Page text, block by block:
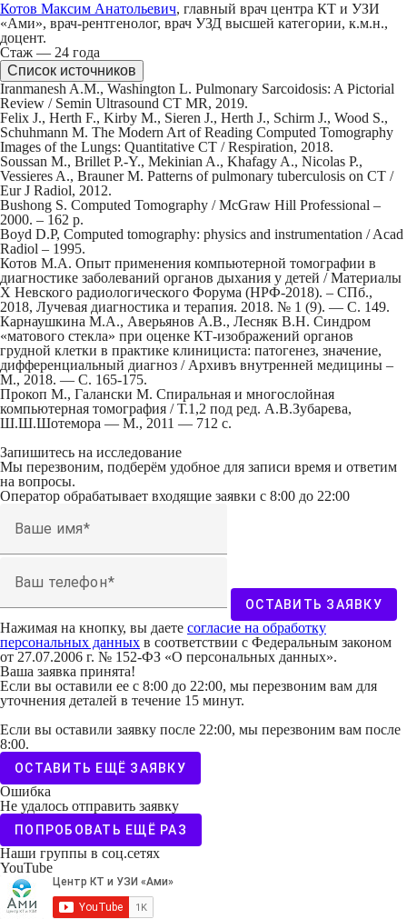
Котов Максим Анатольевич, главный врач центра КТ и УЗИ
«Ами», врач-рентгенолог, врач УЗД высшей категории, к.м.н.,
доцент.
Стаж — 24 года
Список источников
Iranmanesh A.M., Washington L. Pulmonary Sarcoidosis: A Pictorial
Review / Semin Ultrasound CT MR, 2019.
Felix J., Herth F., Kirby M., Sieren J., Herth J., Schirm J., Wood S.,
Schuhmann M. The Modern Art of Reading Computed Tomography
Images of the Lungs: Quantitative CT / Respiration, 2018.
Soussan M., Brillet P.-Y., Mekinian A., Khafagy A., Nicolas P.,
Vessieres A., Brauner M. Patterns of pulmonary tuberculosis on CT /
Eur J Radiol, 2012.
Bushong S. Computed Tomography / McGraw Hill Professional –
2000. – 162 p.
Boyd D.P, Computed tomography: physics and instrumentation / Acad
Radiol – 1995.
Котов М.А. Опыт применения компьютерной томографии в
диагностике заболеваний органов дыхания у детей / Материалы
X Невского радиологического Форума (НРФ-2018). – СПб.,
2018, Лучевая диагностика и терапия. 2018. № 1 (9). — С. 149.
Карнаушкина М.А., Аверьянов А.В., Лесняк В.Н. Синдром
«матового стекла» при оценке КТ-изображений органов
грудной клетки в практике клинициста: патогенез, значение,
дифференциальный диагноз / Архивъ внутренней медицины –
М., 2018. — С. 165-175.
Прокоп М., Галански М. Спиральная и многослойная
компьютерная томография / Т.1,2 под ред. А.В.Зубарева,
Ш.Ш.Шотемора — М., 2011 — 712 с.
Запишитесь на исследование
Мы перезвоним, подберём удобное для записи время и ответим
на вопросы.
Оператор обрабатывает входящие заявки с 8:00 до 22:00
Ваше имя
Ваш телефон
ОСТАВИТЬ ЗАЯВКУ
Нажимая на кнопку, вы даете согласие на обработку
персональных данных в соответствии с Федеральным законом
от 27.07.2006 г. № 152-ФЗ «О персональных данных».
Ваша заявка принята!
Если вы оставили ее с 8:00 до 22:00, мы перезвоним вам для
уточнения деталей в течение 15 минут.
Если вы оставили заявку после 22:00, мы перезвоним вам после
8:00.
ОСТАВИТЬ ЕЩЁ ЗАЯВКУ
Ошибка
Не удалось отправить заявку
ПОПРОБОВАТЬ ЕЩЁ РАЗ
Наши группы в соц.сетях
YouTube